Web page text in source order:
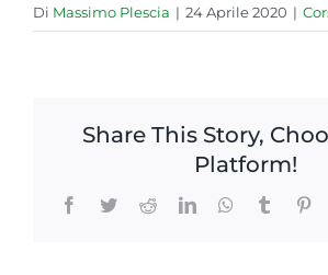
Di Massimo Plescia | 24 Aprile 2020 |
Share This Story,
Platform!
Facebook
TwitterRedditLinkedInWhatsApp
Tumblr